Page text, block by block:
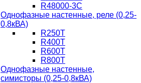
R48000-3C
Однофазные настенные, реле (0,25-
0,8кВА)
R250T
R400T
R600T
R800T
Однофазные настенные,
симисторы (0,25-0,8кВА)